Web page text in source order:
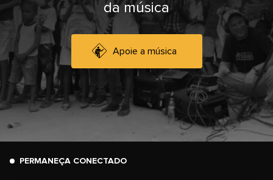
da música
Apoie a música
PERMANEÇA CONECTADO